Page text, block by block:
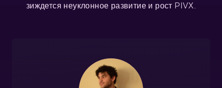
зиждется неуклонное развитие и рост PIVX.